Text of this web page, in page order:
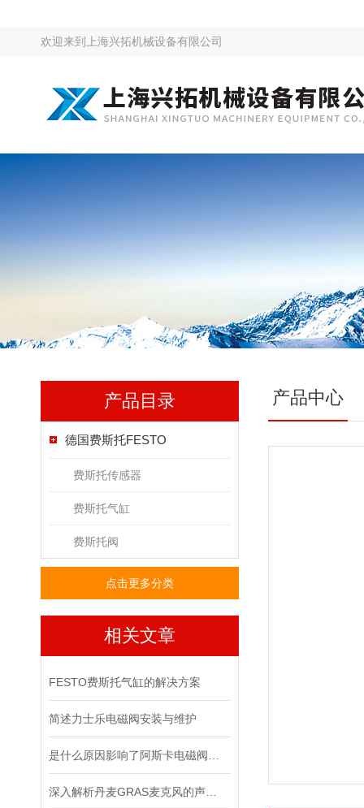
欢迎来到 上海兴拓机械设备有限公司
产品目录
德国费斯托FESTO
费斯托传感器
费斯托气缸
费斯托阀
点击更多分类
相关文章
FESTO费斯托气缸的解决方案
简述力士乐电磁阀安装与维护
产品中心